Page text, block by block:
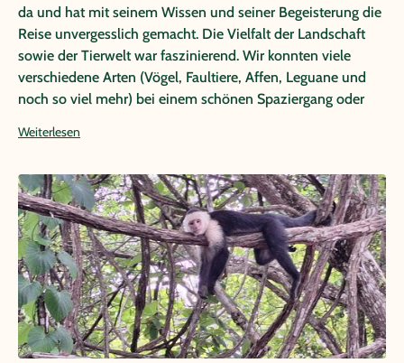
da und hat mit seinem Wissen und seiner Begeisterung die
Reise unvergesslich gemacht. Die Vielfalt der Landschaft
sowie der Tierwelt war faszinierend. Wir konnten viele
verschiedene Arten (Vögel, Faultiere, Affen, Leguane und
noch so viel mehr) bei einem schönen Spaziergang oder
schön.
Weiterlesen